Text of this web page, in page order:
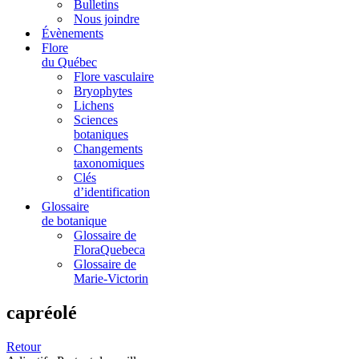
Bulletins
Nous joindre
Évènements
Flore
du Québec
Flore vasculaire
Bryophytes
Lichens
Sciences
botaniques
Changements
taxonomiques
Clés
d’identification
Glossaire
de botanique
Glossaire de
FloraQuebeca
Glossaire de
Marie-Victorin
capréolé
Retour